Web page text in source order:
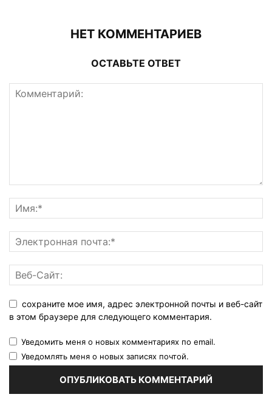
НЕТ КОММЕНТАРИЕВ
ОСТАВЬТЕ ОТВЕТ
сохраните мое имя, адрес электронной почты и веб-сайт
в этом браузере для следующего комментария.
Уведомить меня о новых комментариях по email.
Уведомлять меня о новых записях почтой.